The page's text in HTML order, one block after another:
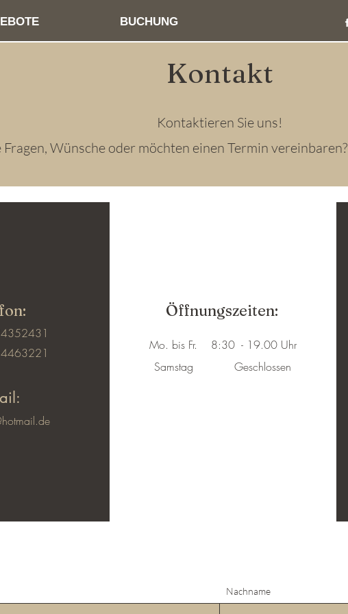
BUCHUNG
Kontakt
Kontaktieren Sie uns!
Fragen, Wünsche oder möchten einen Termin vereinbaren?
Öffnungszeiten:
Mo. bis Fr. 8:30 - 19.00 Uhr
Samstag Geschlossen
Nachname